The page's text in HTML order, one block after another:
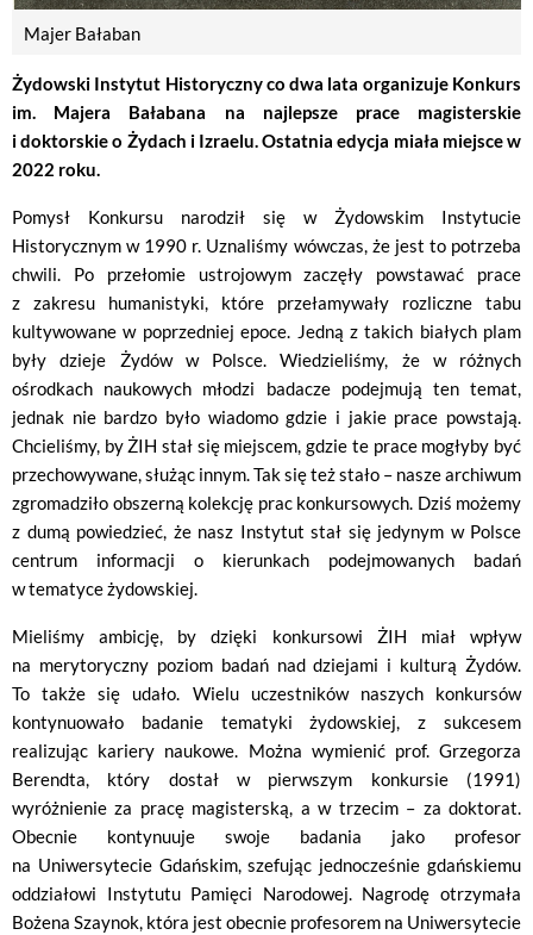
Majer Bałaban
Żydowski Instytut Historyczny co dwa lata organizuje Konkurs
im. Majera Bałabana na najlepsze prace magisterskie
i doktorskie o Żydach i Izraelu. Ostatnia edycja miała miejsce w
2022 roku.
Pomysł Konkursu narodził się w Żydowskim Instytucie
Historycznym w 1990 r. Uznaliśmy wówczas, że jest to potrzeba
chwili. Po przełomie ustrojowym zaczęły powstawać prace
z zakresu humanistyki, które przełamywały rozliczne tabu
kultywowane w poprzedniej epoce. Jedną z takich białych plam
były dzieje Żydów w Polsce. Wiedzieliśmy, że w różnych
ośrodkach naukowych młodzi badacze podejmują ten temat,
jednak nie bardzo było wiadomo gdzie i jakie prace powstają.
Chcieliśmy, by ŻIH stał się miejscem, gdzie te prace mogłyby być
przechowywane, służąc innym. Tak się też stało – nasze archiwum
zgromadziło obszerną kolekcję prac konkursowych. Dziś możemy
z dumą powiedzieć, że nasz Instytut stał się jedynym w Polsce
centrum informacji o kierunkach podejmowanych badań
w tematyce żydowskiej.
Mieliśmy ambicję, by dzięki konkursowi ŻIH miał wpływ
na merytoryczny poziom badań nad dziejami i kulturą Żydów.
To także się udało. Wielu uczestników naszych konkursów
kontynuowało badanie tematyki żydowskiej, z sukcesem
realizując kariery naukowe. Można wymienić prof. Grzegorza
Berendta, który dostał w pierwszym konkursie (1991)
wyróżnienie za pracę magisterską, a w trzecim – za doktorat.
Obecnie kontynuuje swoje badania jako profesor
na Uniwersytecie Gdańskim, szefując jednocześnie gdańskiemu
oddziałowi Instytutu Pamięci Narodowej. Nagrodę otrzymała
Bożena Szaynok, która jest obecnie profesorem na Uniwersytecie